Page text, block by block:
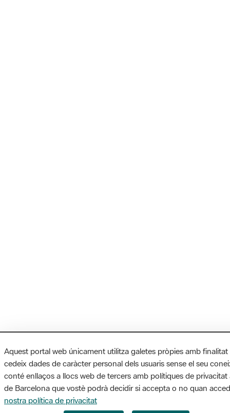
Aquest portal web únicament utilitza galetes pròpies amb
cedeix dades de caràcter personal dels usuaris sense el seu
conté enllaços a llocs web de tercers amb polítiques de privacitat
de Barcelona que vostè podrà decidir si accepta o no quan
nostra política de privacitat